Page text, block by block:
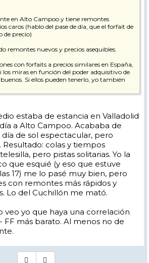
en Alto Campoo y tiene remontes
caros (hablo del pase de día, que el forfait de
de precio)
remontes nuevos y precios asequibles.
con forfaits a precios similares en España,
los miras en función del poder adquisitivo de
Si ellos pueden tenerlo, yo también
estaba de estancia en Valladolid
a Alto Campoo. Acababa de
de sol espectacular, pero
colas y tiempos
pero pistas solitarias. Yo la
que esquié (y eso que estuve
17) me lo pasé muy bien, pero
con remontes más rápidos y
Lo del Cuchillón me mató.
veo yo que haya una correlación
más barato. Al menos no de